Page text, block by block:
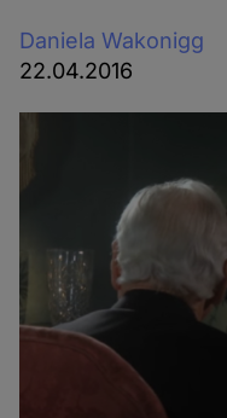
Daniela Wakonigg
22.04.2016